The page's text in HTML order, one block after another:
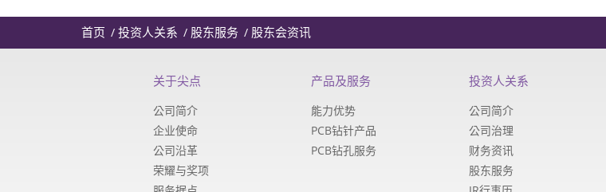
首页 投资人关系 股东服务 股东会资讯
关于尖点
公司简介
企业使命
公司沿革
荣耀与奖项
产品及服务
能力优势
PCB钻针产品
PCB钻孔服务
投资人关系
公司简介
公司治理
财务资讯
股东服务